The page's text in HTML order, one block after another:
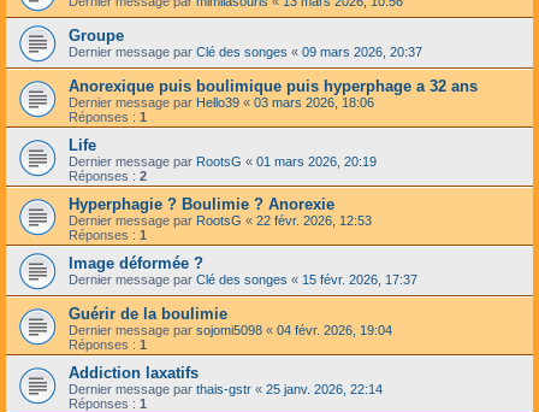
Groupe
Dernier message par Clé des songes « 09 mars 2026, 20:37
Anorexique puis boulimique puis hyperphage a 32 ans
Dernier message par Hello39 « 03 mars 2026, 18:06
Réponses : 1
Life
Dernier message par RootsG « 01 mars 2026, 20:19
Réponses : 2
Hyperphagie ? Boulimie ? Anorexie
Dernier message par RootsG « 22 févr. 2026, 12:53
Réponses : 1
Image déformée ?
Dernier message par Clé des songes « 15 févr. 2026, 17:37
Guérir de la boulimie
Dernier message par sojomi5098 « 04 févr. 2026, 19:04
Réponses : 1
Addiction laxatifs
Dernier message par thais-gstr « 25 janv. 2026, 22:14
Réponses : 1